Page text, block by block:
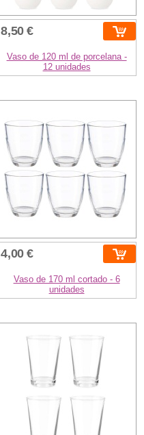
8,50 €
Vaso de 120 ml de porcelana -
12 unidades
4,00 €
Vaso de 170 ml cortado - 6
unidades